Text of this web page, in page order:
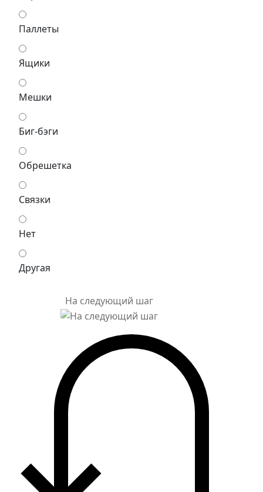
Паллеты
Ящики
Мешки
Биг-бэги
Обрешетка
Связки
Нет
Другая
На следующий шаг